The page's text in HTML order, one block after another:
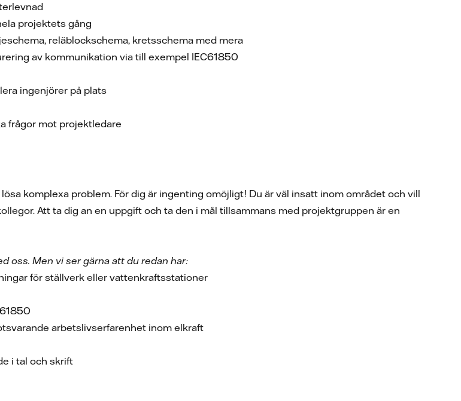
projektets gång
reläblockschema, kretsschema med mera
av kommunikation via till exempel IEC61850
ingenjörer på plats
frågor mot projektledare
komplexa problem. För dig är ingenting omöjligt! Du är väl insatt inom området och vill
Att ta dig an en uppgift och ta den i mål tillsammans med projektgruppen är en
oss. Men vi ser gärna att du redan har:
för ställverk eller vattenkraftsstationer
arbetslivserfarenhet inom elkraft
i tal och skrift